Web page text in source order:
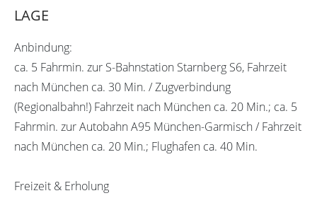
LAGE
Anbindung:
ca. 5 Fahrmin. zur S-Bahnstation Starnberg S6, Fahrzeit
nach München ca. 30 Min. / Zugverbindung
(Regionalbahn!) Fahrzeit nach München ca. 20 Min.; ca. 5
Fahrmin. zur Autobahn A95 München-Garmisch / Fahrzeit
nach München ca. 20 Min.; Flughafen ca. 40 Min.
Freizeit & Erholung